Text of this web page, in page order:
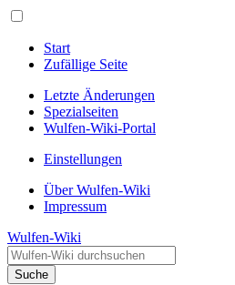
Start
Zufällige Seite
Letzte Änderungen
Spezialseiten
Wulfen-Wiki-Portal
Einstellungen
Über Wulfen-Wiki
Impressum
Wulfen-Wiki
Suche